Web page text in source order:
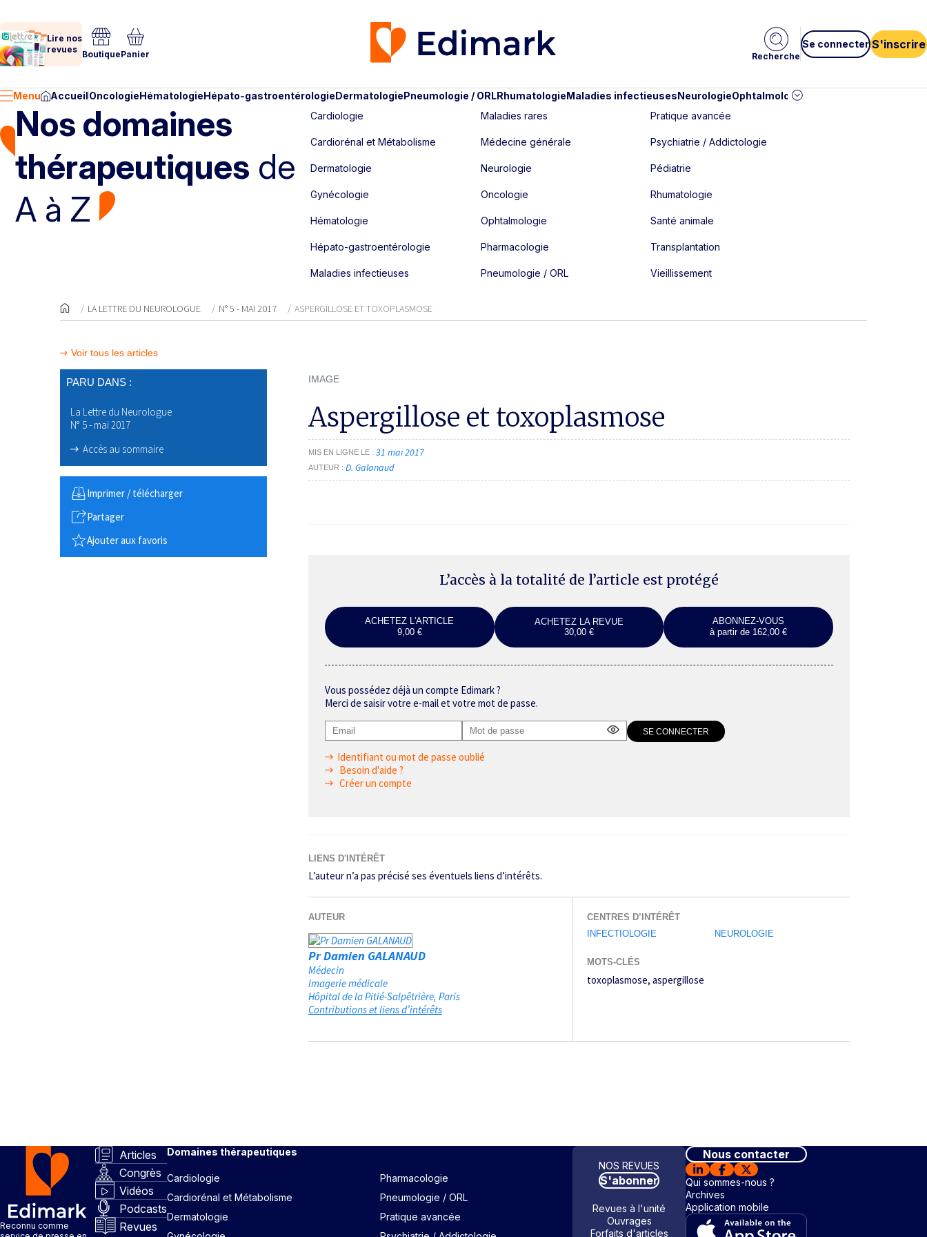
Lire nos
revues BoutiquePanier Recherche
Se connecter S'inscrire
Menu AccueilOncologieHématologieHépato-gastroentérologieDermatologiePneumologie / ORLRhumatologieMaladies infectieusesNeurologieOphtalmologie
Nos domaines
thérapeutiques de
A à Z
Cardiologie
Cardiorénal et Métabolisme
Dermatologie
Gynécologie
Hématologie
Hépato-gastroentérologie
Maladies infectieuses
Maladies rares
Médecine générale
Neurologie
Oncologie
Ophtalmologie
Pharmacologie
Pneumologie / ORL
Pratique avancée
Psychiatrie / Addictologie
Pédiatrie
Rhumatologie
Santé animale
Transplantation
Vieillissement
LA LETTRE DU NEUROLOGUE N° 5 - MAI 2017 ASPERGILLOSE ET TOXOPLASMOSE
Voir tous les articles
PARU DANS :
La Lettre du Neurologue
N° 5 - mai 2017
Accès au sommaire
Imprimer / télécharger
Partager
Ajouter aux favoris
IMAGE
Aspergillose et toxoplasmose
MIS EN LIGNE LE 31 mai 2017
AUTEUR D. Galanaud
L’accès à la totalité de l’article est protégé
ACHETEZ L'ARTICLE
9,00 €
ACHETEZ LA REVUE
30,00 €
ABONNEZ-VOUS
à partir de 162,00 €
Vous possédez déjà un compte Edimark ?
Merci de saisir votre e-mail et votre mot de passe.
Identifiant ou mot de passe oublié
Besoin d'aide ?
Créer un compte
LIENS D'INTÉRÊT
L’auteur n’a pas précisé ses éventuels liens d’intérêts.
AUTEUR
Pr Damien GALANAUD
Médecin
Imagerie médicale
Hôpital de la Pitié-Salpêtrière Paris
Contributions et liens d’intérêts
CENTRES D’INTÉRÊT
INFECTIOLOGIE
NEUROLOGIE
MOTS-CLÉS
toxoplasmose aspergillose
Reconnu comme
Articles
Congrès
Vidéos
Podcasts
Revues
Domaines thérapeutiques
Cardiologie
Cardiorénal et Métabolisme
Dermatologie
Pharmacologie
Pneumologie / ORL
Pratique avancée
NOS REVUES
S'abonner
Revues à l'unité
Ouvrages
Forfaits d'articles
Nous contacter
Qui sommes-nous ?
Archives
Application mobile